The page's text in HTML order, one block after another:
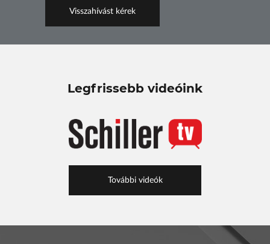
Visszahívást kérek
Legfrissebb videóink
További videók